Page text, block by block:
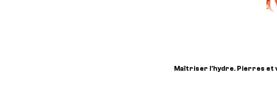
Maîtriser l'hydre. Pierres et